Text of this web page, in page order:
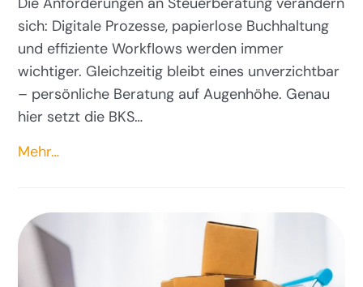
sich: Digitale Prozesse, papierlose Buchhaltung
und effiziente Workflows werden immer
wichtiger. Gleichzeitig bleibt eines unverzichtbar
– persönliche Beratung auf Augenhöhe. Genau
hier setzt die BKS…
Mehr…